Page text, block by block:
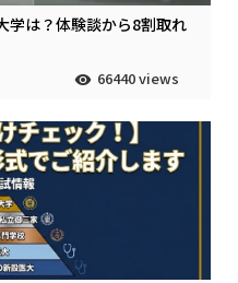
学は？体験談から8割取れ
66440 views